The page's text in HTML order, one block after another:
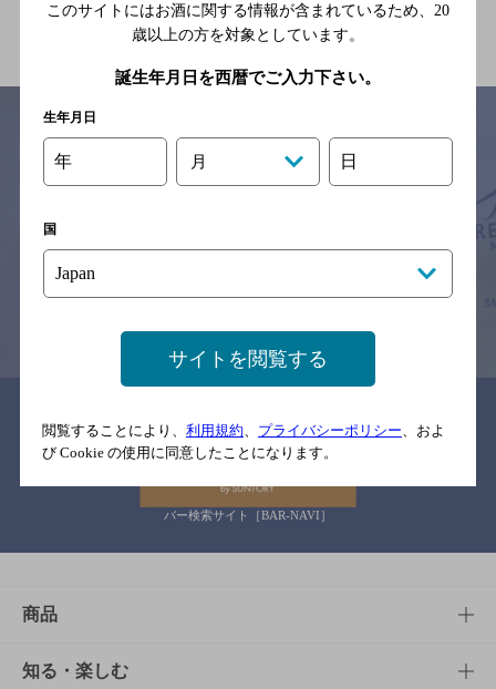
関連ページ
サイトマップ 利用規約
念のためお店にご確認の上ご来店くださいますようお願い申し上げま
バー検索サイト［BAR-NAVI］
商品
商品TOP
知る・楽しむ
このサイトにはお酒に関する情報が含まれているため、 20
歳以上の方を対象としています。
誕生年月日を西暦でご入力下さい。
生年月日
年 月 日
国
サイトを閲覧する
閲覧することにより、 利用規約 プライバシーポリシー 、およ
び Cookie の使用に同意したことになります。